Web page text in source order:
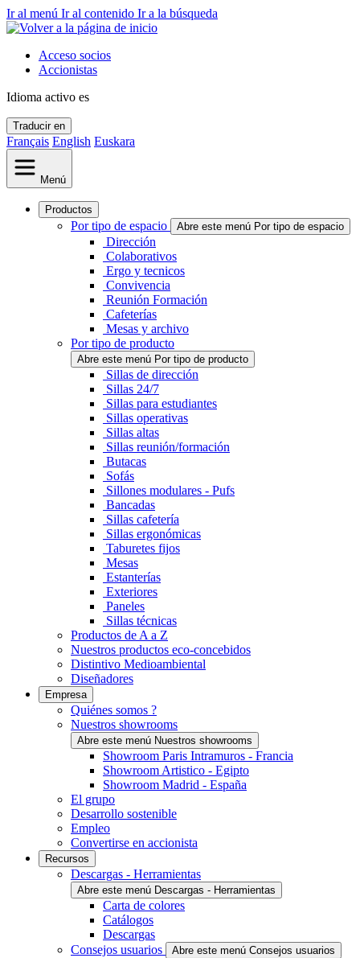
Ir al menú Ir al contenido Ir a la búsqueda
Acceso socios
Accionistas
Idioma activo es
Traducir en
Français English Euskara
Menú
Productos
Por tipo de espacio Abre este menú Por tipo de espacio
Dirección
Colaborativos
Ergo y tecnicos
Convivencia
Reunión Formación
Cafeterías
Mesas y archivo
Por tipo de producto
Abre este menú Por tipo de producto
Sillas de dirección
Sillas 24/7
Sillas para estudiantes
Sillas operativas
Sillas altas
Sillas reunión/formación
Butacas
Sofás
Sillones modulares - Pufs
Bancadas
Sillas cafetería
Sillas ergonómicas
Taburetes fijos
Mesas
Estanterías
Exteriores
Paneles
Sillas técnicas
Productos de A a Z
Nuestros productos eco-concebidos
Distintivo Medioambiental
Diseñadores
Empresa
Quiénes somos ?
Nuestros showrooms
Abre este menú Nuestros showrooms
Showroom Paris Intramuros - Francia
Showroom Artistico - Egipto
Showroom Madrid - España
El grupo
Desarrollo sostenible
Empleo
Convertirse en accionista
Recursos
Descargas - Herramientas
Abre este menú Descargas - Herramientas
Carta de colores
Catálogos
Descargas
Consejos usuarios
Abre este menú Consejos usuarios